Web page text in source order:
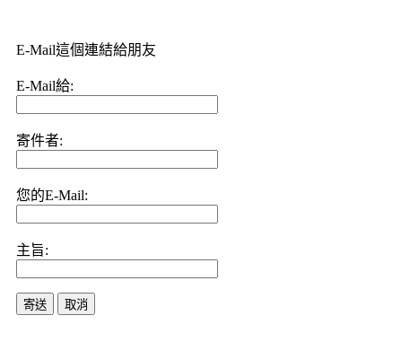
E-Mail這個連結給朋友
E-Mail給:
寄件者:
您的E-Mail:
主旨:
寄送 取消